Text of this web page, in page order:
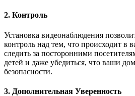
2. Контроль
Установка видеонаблюдения
контроль над тем, что происходит
следить за посторонними
детей и даже убедиться, что ваши
безопасности.
3. Дополнительная Уверенность